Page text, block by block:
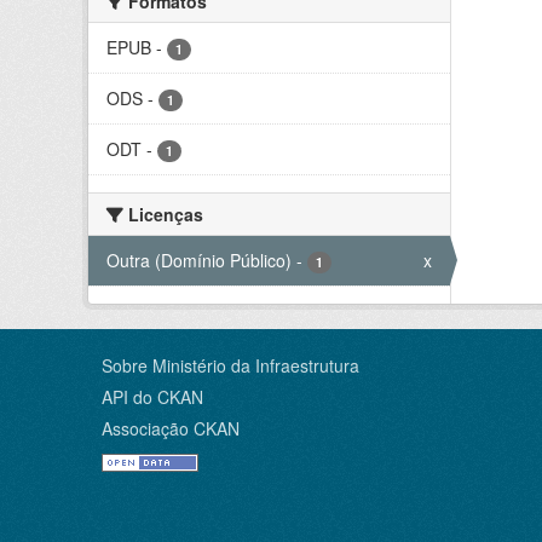
EPUB - 1
ODS - 1
ODT - 1
Licenças
Outra (Domínio Público) - 1 x
Sobre Ministério da Infraestrutura
API do CKAN
Associação CKAN